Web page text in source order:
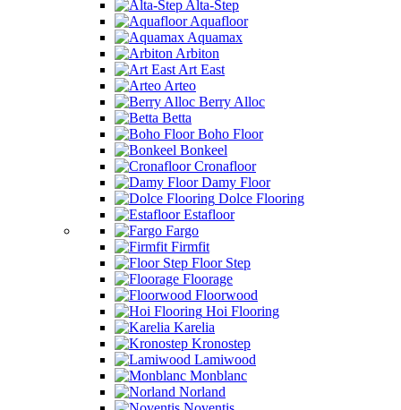
Alta-Step
Aquafloor
Aquamax
Arbiton
Art East
Arteo
Berry Alloc
Betta
Boho Floor
Bonkeel
Cronafloor
Damy Floor
Dolce Flooring
Estafloor
Fargo
Firmfit
Floor Step
Floorage
Floorwood
Hoi Flooring
Karelia
Kronostep
Lamiwood
Monblanc
Norland